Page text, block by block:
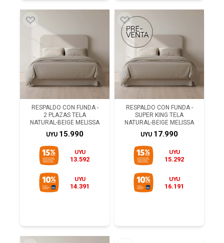
RESPALDO CON FUNDA -
2 PLAZAS TELA
NATURAL-BEIGE MELISSA
UYU 15.990
UYU
13.592
UYU
14.391
RESPALDO CON FUNDA -
SUPER KING TELA
NATURAL-BEIGE MELISSA
UYU 17.990
UYU
15.292
UYU
16.191